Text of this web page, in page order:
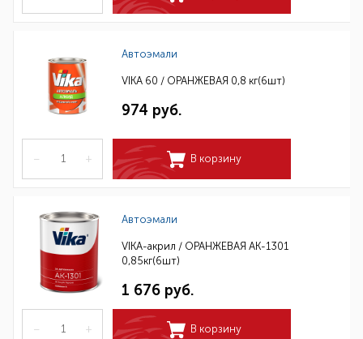
Автоэмали
VIKA 60 / ОРАНЖЕВАЯ 0,8 кг(6шт)
974 руб.
– + В корзину
Автоэмали
VIKA-акрил / ОРАНЖЕВАЯ АК-1301
0,85кг(6шт)
1 676 руб.
– + В корзину